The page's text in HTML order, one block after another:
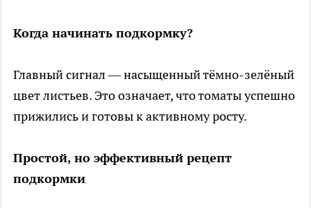
Когда начинать подкормку?
Главный сигнал — насыщенный тёмно-зелёный
цвет листьев. Это означает, что томаты успешно
прижились и готовы к активному росту.
Простой, но эффективный рецепт
подкормки